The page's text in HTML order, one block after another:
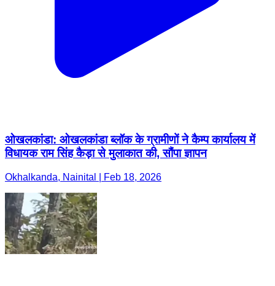
ओखलकांडा: ओखलकांडा ब्लॉक के ग्रामीणों ने कैम्प कार्यालय में
विधायक राम सिंह कैड़ा से मुलाकात की, सौंपा ज्ञापन
Okhalkanda, Nainital | Feb 18, 2026